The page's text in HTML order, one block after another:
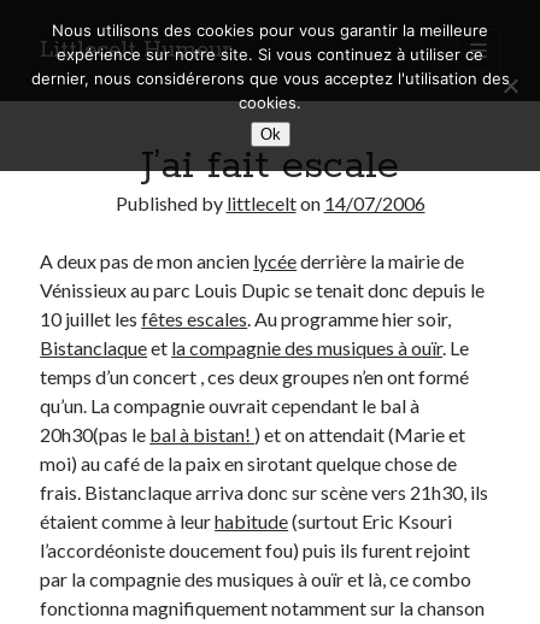
Littlecelt Humeur
open
primary
menu
Sidebar
Derniers articles
Municipales 2026 : Lyon, Métropole et Caluire, mon choix pour l’avenir
Explorez les Chemins Enchantés à Vélo : Aventures Familiales près de
Lyon !
Quel Lyonnais es-tu, Renaud Ducher ?
A quand une véritable place pour le vélo à Caluire dans la Métropole de
Lyon ?
Comment je vis ma vie sur un vélo
Derniers Commentaires
J’ai fait escale
Published by littlecelton 14/07/2006
A deux pas de mon ancien lycéederrière la mairie de
Vénissieux au parc Louis Dupic se tenait donc depuis le
10 juillet lesfêtes escales. Au programme hier soir,
Bistanclaqueet la compagnie des musiques à ouïr. Le
temps d’un concert , ces deux groupes n’en ont formé
qu’un. La compagnie ouvrait cependant le bal à
20h30(pas le bal à bistan! ) et on attendait (Marie et
moi) au café de la paix en sirotant quelque chose de
frais. Bistanclaque arriva donc sur scène vers 21h30, ils
étaient comme à leurhabitude(surtout Eric Ksouri
l’accordéoniste doucement fou) puis ils furent rejoint
par la compagnie des musiques à ouïr et là, ce combo
fonctionna magnifiquement notamment sur la chanson
Nous utilisons des cookies pour vous garantir la meilleure
expérience sur notre site. Si vous continuez à utiliser ce
dernier, nous considérerons que vous acceptez l'utilisation des
cookies.
Ok